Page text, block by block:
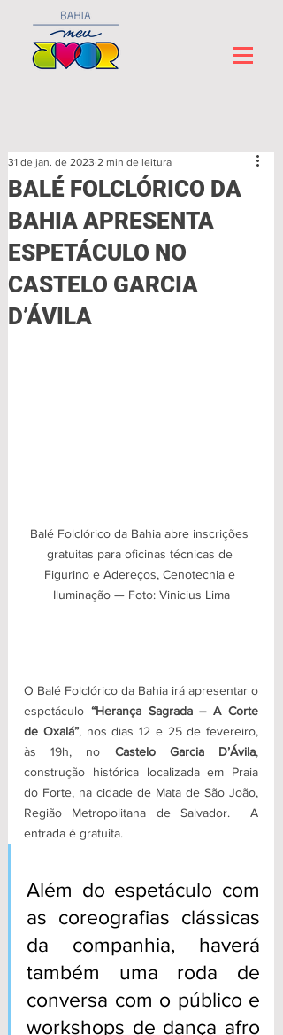
BALÉ FOLCLÓRICO DA
BAHIA APRESENTA
ESPETÁCULO NO
CASTELO GARCIA
D’ÁVILA
31 de jan. de 2023 2 min de leitura
Balé Folclórico da Bahia abre inscrições
gratuitas para oficinas técnicas de
Figurino e Adereços, Cenotecnia e
Iluminação — Foto: Vinicius Lima
O Balé Folclórico da Bahia irá apresentar o
espetáculo “Herança Sagrada – A Corte
de Oxalá”, nos dias 12 e 25 de fevereiro,
às 19h, no Castelo Garcia D’Ávila,
construção histórica localizada em Praia
do Forte, na cidade de Mata de São João,
Região Metropolitana de Salvador.  A
entrada é gratuita.
Além do espetáculo com
as coreografias clássicas
da companhia, haverá
também uma roda de
conversa com o público e
workshops de dança afro